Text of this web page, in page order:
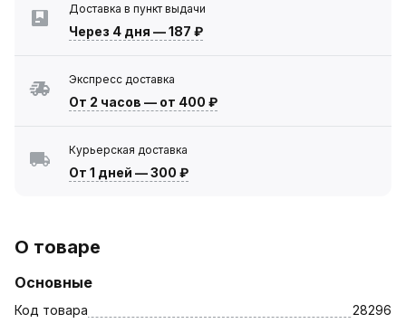
Доставка в пункт выдачи
Через 4 дня —187 ₽
Экспресс доставка
От 2 часов — от 400 ₽
Курьерская доставка
От 1 дней —300 ₽
О товаре
Основные
Код товара 28296